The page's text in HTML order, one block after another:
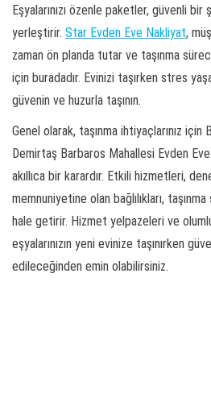
Eşyalarınızı özenle paketler, güvenli
yerleştirir. Star Evden Eve Nakliyat,
zaman ön planda tutar ve taşınma
için buradadır. Evinizi taşırken stres
güvenin ve huzurla taşının.
Genel olarak, taşınma ihtiyaçlarınız için
Demirtaş Barbaros Mahallesi Evden
akıllıca bir karardır. Etkili hizmetleri,
memnuniyetine olan bağlılıkları,
hale getirir. Hizmet yelpazeleri ve
eşyalarınızın yeni evinize taşınırken
edileceğinden emin olabilirsiniz.